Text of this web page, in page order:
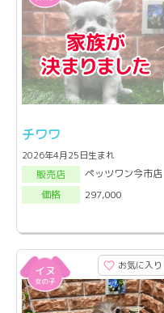
チワワ
2026年4月25日生まれ
販売店
ペッツワン今市店
価格
297,000
お気に入り